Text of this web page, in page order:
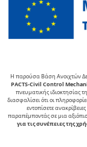
Η παρούσα Βάση Ανοιχτών
PACTS-Civil Control
πνευµατικής ιδιοκτησίας
διασφαλίσει ότι οι
εντοπίσετε
παραπέμποντάς σε μια
για τις συνέπειες της